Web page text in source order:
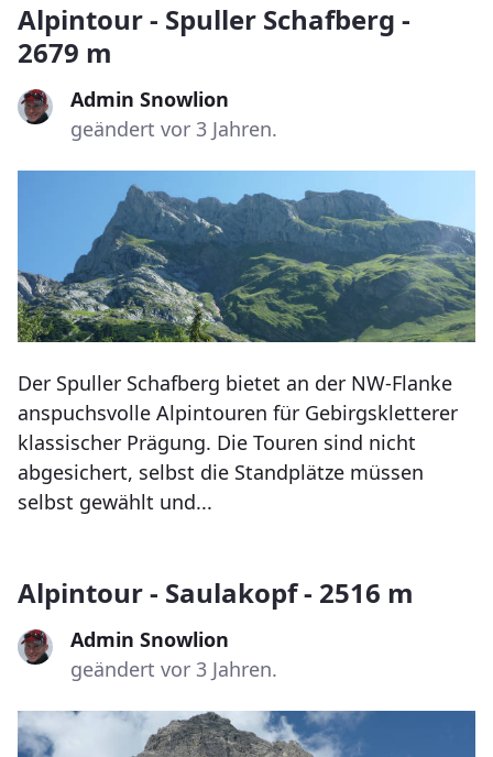
Alpintour - Spuller Schafberg -
2679 m
Admin Snowlion
geändert vor 3 Jahren.
Der Spuller Schafberg bietet an der NW-Flanke
anspuchsvolle Alpintouren für Gebirgskletterer
klassischer Prägung. Die Touren sind nicht
abgesichert, selbst die Standplätze müssen
selbst gewählt und...
Alpintour - Saulakopf - 2516 m
Admin Snowlion
geändert vor 3 Jahren.